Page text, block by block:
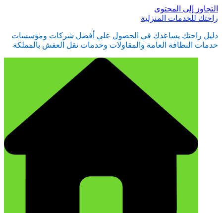
التجاوز إلى المحتوى
راحتك للخدمات المنزلية
دليل راحتك يساعدك في الحصول علي أفضل شركات ومؤسسات
خدمات النظافة العامة والمقاولات وخدمات نقل العفش بالمملكة